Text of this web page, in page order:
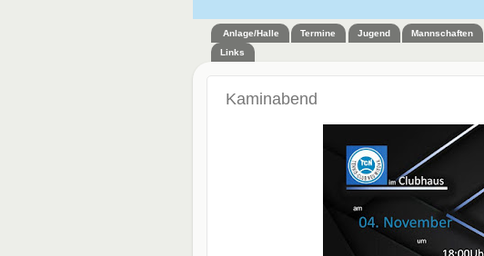
Anlage/Halle Termine Jugend Mannschaften
Links
Kaminabend